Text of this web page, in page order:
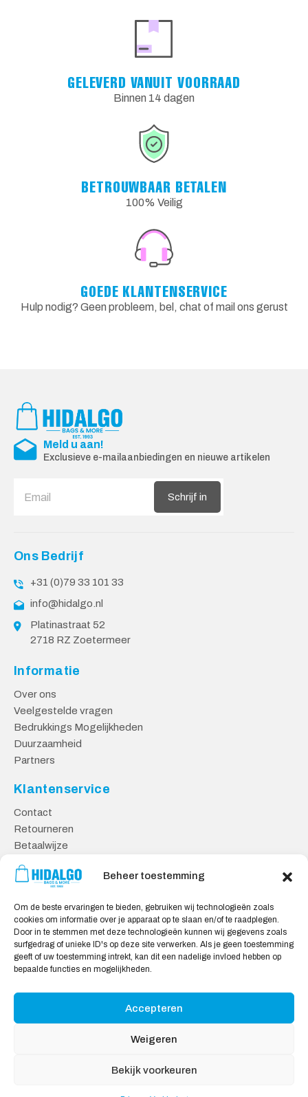
Beheer toestemming
Om de beste ervaringen te bieden, gebruiken wij technologieën zoals
cookies om informatie over je apparaat op te slaan en/of te raadplegen.
Door in te stemmen met deze technologieën kunnen wij gegevens zoals
surfgedrag of unieke ID's op deze site verwerken. Als je geen toestemming
geeft of uw toestemming intrekt, kan dit een nadelige invloed hebben op
bepaalde functies en mogelijkheden.
Accepteren
Weigeren
Bekijk voorkeuren
GELEVERD VANUIT VOORRAAD
Binnen 14 dagen
BETROUWBAAR BETALEN
100% Veilig
GOEDE KLANTENSERVICE
Hulp nodig? Geen probleem, bel, chat of mail ons gerust
Meld u aan!
Exclusieve e-mailaanbiedingen en nieuwe artikelen
Schrijf in
Ons Bedrijf
+31 (0)79 33 101 33
info@hidalgo.nl
Platinastraat 52
2718 RZ Zoetermeer
Informatie
Over ons
Veelgestelde vragen
Bedrukkings Mogelijkheden
Duurzaamheid
Partners
Klantenservice
Contact
Retourneren
Betaalwijze
Veilig Shoppen
Algemene Voorwaarden
Privacy Verklaring
Cookie Verklaring
Aansprakelijkheid